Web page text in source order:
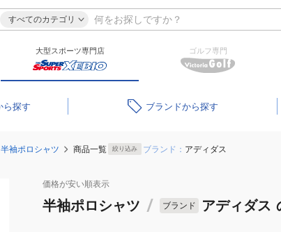
すべてのカテゴリ
大型スポーツ専門店 ゴルフ専門
ブランド
半袖ポロシャツ 商品一覧 絞り込み ブランド： アディダス
価格が安い順表示
半袖ポロシャツ / ブランド アディダス